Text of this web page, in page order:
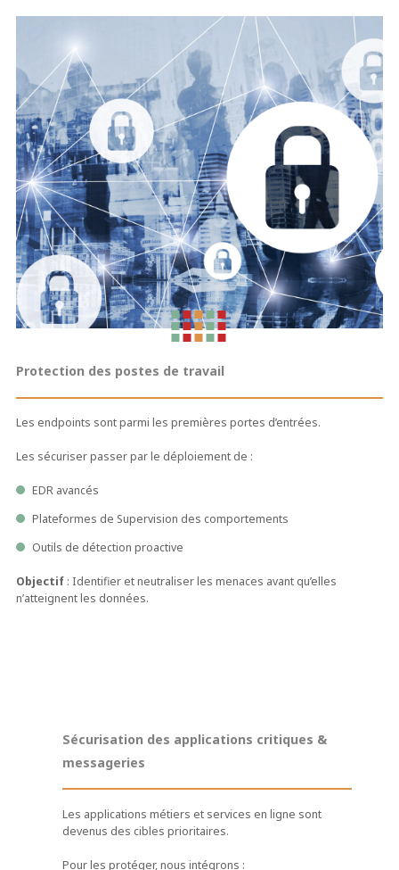
Protection des postes de travail
Les endpoints sont parmi les premières portes d’entrées.
Les sécuriser passer par le déploiement de :
EDR avancés
Plateformes de Supervision des comportements
Outils de détection proactive
Objectif: Identifier et neutraliser les menaces avant qu’elles
n’atteignent les données.
Sécurisation des applications critiques &
messageries
Les applications métiers et services en ligne sont
devenus des cibles prioritaires.
Pour les protéger, nous intégrons :